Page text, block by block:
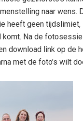
naar wens.
heeft geen
Na de
download link op de
met de foto’s wilt